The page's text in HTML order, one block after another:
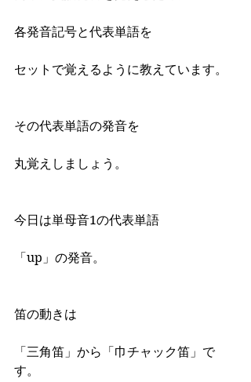
各発音記号と代表単語を
セットで覚えるように教えています。
その代表単語の発音を
丸覚えしましょう。
今日は単母音1の代表単語
「up」の発音。
笛の動きは
「三角笛」から「巾チャック笛」で
す。